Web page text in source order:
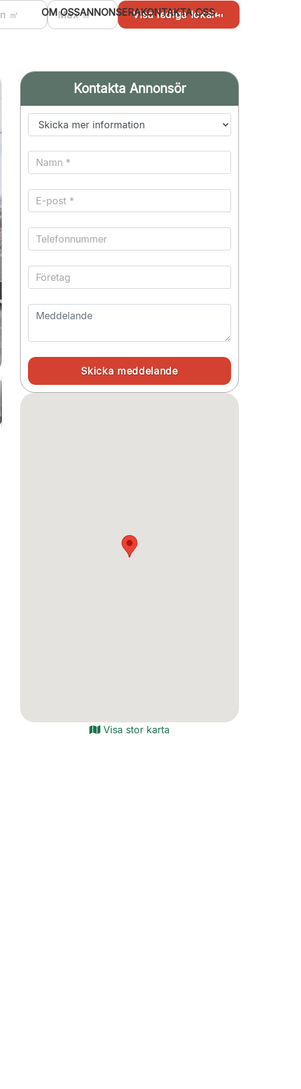
OM OSSANNONSERAKONTAKTA OSS
Kontakta Annonsör
Visa stor karta